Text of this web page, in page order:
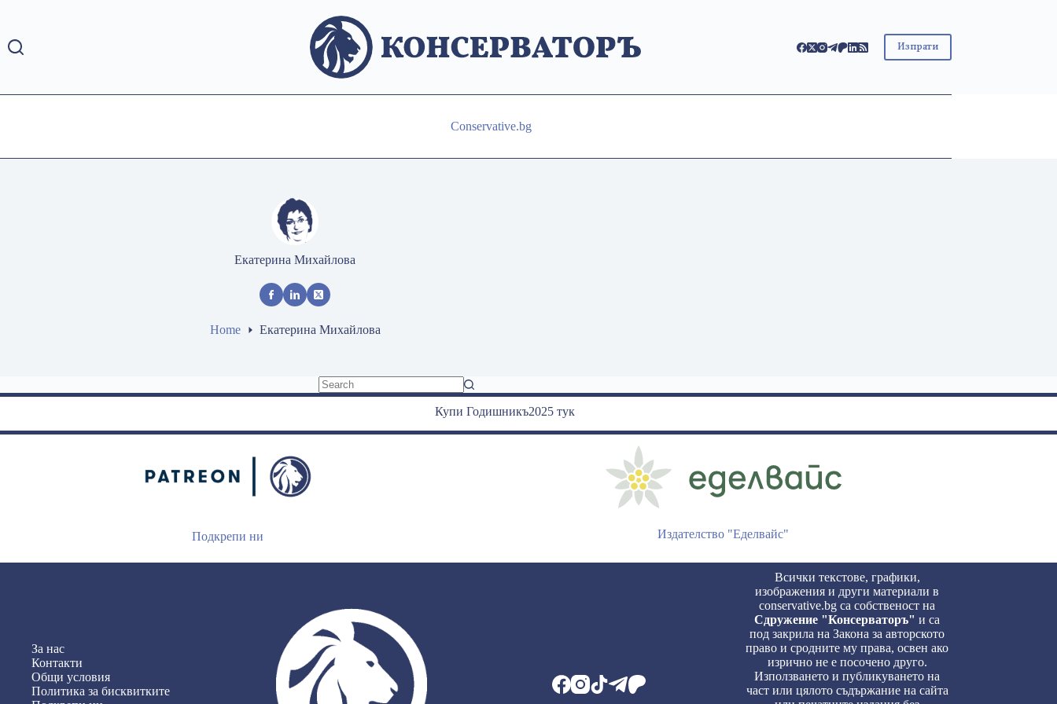
Изпрати
Conservative.bg
Екатерина Михайлова
Home Екатерина Михайлова
No
Купи Годишникъ2025 тук
Подкрепи ни Издателство "Еделвайс"
За нас
Контакти
Общи условия
Политика за бисквитките
Всички текстове, графики,
изображения и други материали в
conservative.bg са собственост на
Сдружение "Консерваторъ" и са
под закрила на Закона за авторското
право и сродните му права, освен ако
изрично не е посочено друго.
Използването и публикуването на
част или цялото съдържание на сайта